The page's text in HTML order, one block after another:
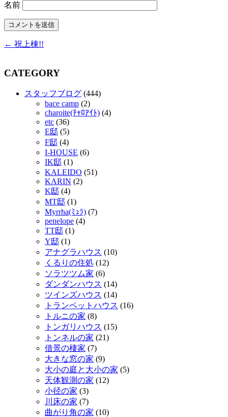
名前
← 祝上棟!!
CATEGORY
スタッフブログ (444)
bace camp (2)
charoite(ﾁｬﾛｱｲﾄ) (4)
etc (36)
E邸 (5)
F邸 (4)
I-HOUSE (6)
IK邸 (1)
KALEIDO (51)
KARIN (2)
K邸 (4)
MT邸 (1)
Myrrha(ﾐｭﾗ) (7)
penelope (4)
TT邸 (1)
Y邸 (1)
アナグラハウス (10)
くるりの住処 (12)
ソラツツム家 (6)
ダンダンハウス (14)
ツインズハウス (14)
トランペットハウス (16)
トルニの家 (8)
トンガリハウス (15)
トンネルの家 (21)
借景の棲家 (7)
大きな窓の家 (9)
大小の庭と大小の家 (5)
天体観測の家 (12)
小径の家 (3)
川床の家 (7)
曲がり角の家 (10)